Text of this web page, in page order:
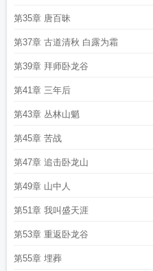
第35章 唐百昧
第37章 古道清秋 白露为霜
第39章 拜师卧龙谷
第41章 三年后
第43章 丛林山魈
第45章 苦战
第47章 追击卧龙山
第49章 山中人
第51章 我叫盛天涯
第53章 重返卧龙谷
第55章 埋葬